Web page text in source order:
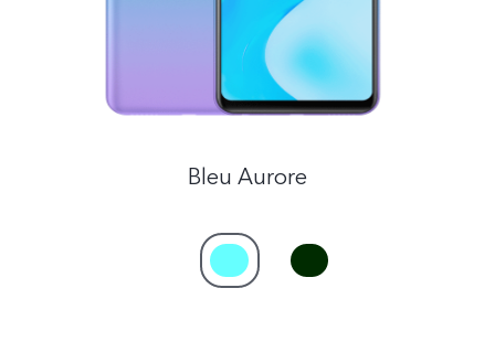
Bleu Aurore